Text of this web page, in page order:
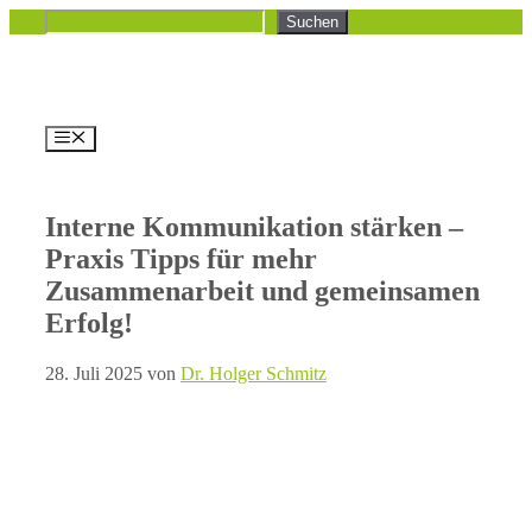
Inhalt
Suchen Suchen
Menü
Interne Kommunikation stärken –
Praxis Tipps für mehr
Zusammenarbeit und gemeinsamen
Erfolg!
28. Juli 2025 von Dr. Holger Schmitz